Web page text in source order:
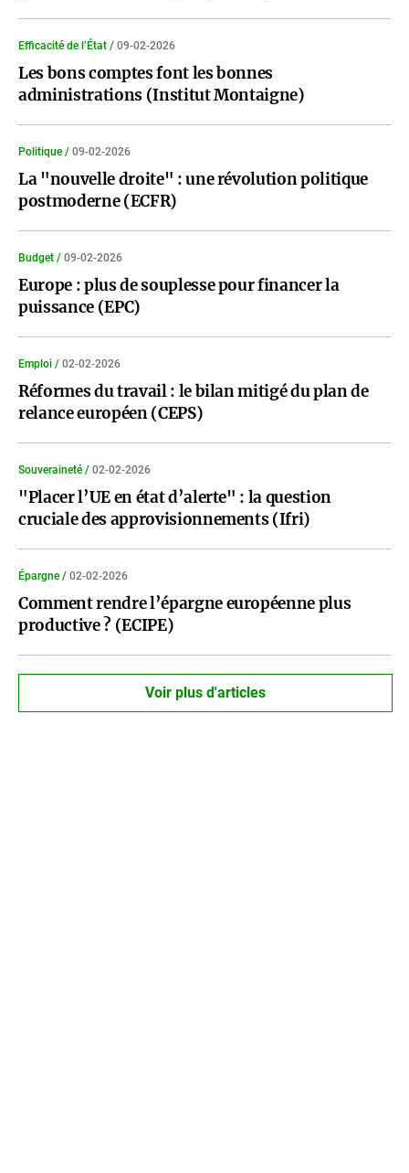
Efficacité de l’État / 09-02-2026
Les bons comptes font les bonnes
administrations (Institut Montaigne)
Politique / 09-02-2026
La "nouvelle droite" : une révolution politique
postmoderne (ECFR)
Budget / 09-02-2026
Europe : plus de souplesse pour financer la
puissance (EPC)
Emploi / 02-02-2026
Réformes du travail : le bilan mitigé du plan de
relance européen (CEPS)
Souveraineté / 02-02-2026
"Placer l’UE en état d’alerte" : la question
cruciale des approvisionnements (Ifri)
Épargne / 02-02-2026
Comment rendre l’épargne européenne plus
productive ? (ECIPE)
Voir plus d'articles